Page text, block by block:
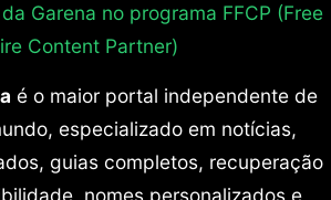
Garena no programa FFCP (Free
Content Partner)
é o maior portal independente de
especializado em notícias,
guias completos, recuperação
nomes personalizados e